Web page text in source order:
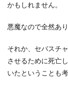
かもしれません。
悪魔なので全然あ
それか、セバスチ
させるために死亡
いたということも